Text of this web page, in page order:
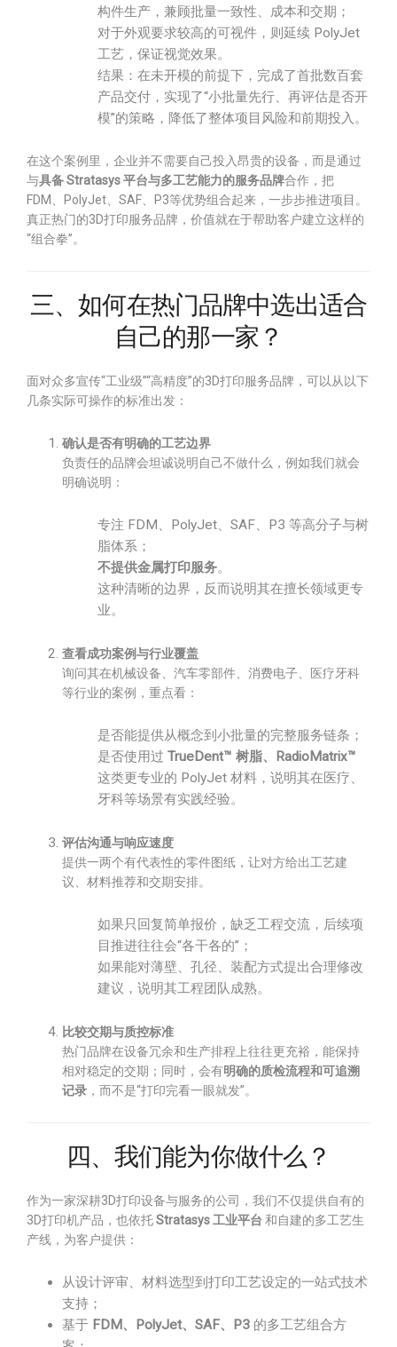
构件生产，兼顾批量一致性、成本和交期；
对于外观要求较高的可视件，则延续 PolyJet
工艺，保证视觉效果。
结果：在未开模的前提下，完成了首批数百套
产品交付，实现了“小批量先行、再评估是否开
模”的策略，降低了整体项目风险和前期投入。
在这个案例里，企业并不需要自己投入昂贵的设备，而是通过
与具备 Stratasys 平台与多工艺能力的服务品牌合作，把
FDM、PolyJet、SAF、P3等优势组合起来，一步步推进项目。
真正热门的3D打印服务品牌，价值就在于帮助客户建立这样的
“组合拳”。
三、如何在热门品牌中选出适合
自己的那一家？
面对众多宣传“工业级”“高精度”的3D打印服务品牌，可以从以下
几条实际可操作的标准出发：
确认是否有明确的工艺边界
负责任的品牌会坦诚说明自己不做什么，例如我们就会
明确说明：
专注 FDM、PolyJet、SAF、P3 等高分子与树
脂体系；
不提供金属打印服务。
这种清晰的边界，反而说明其在擅长领域更专
业。
查看成功案例与行业覆盖
询问其在机械设备、汽车零部件、消费电子、医疗牙科
等行业的案例，重点看：
是否能提供从概念到小批量的完整服务链条；
是否使用过 TrueDent™ 树脂、RadioMatrix™
这类更专业的 PolyJet 材料，说明其在医疗、
牙科等场景有实践经验。
评估沟通与响应速度
提供一两个有代表性的零件图纸，让对方给出工艺建
议、材料推荐和交期安排。
如果只回复简单报价，缺乏工程交流，后续项
目推进往往会“各干各的”；
如果能对薄壁、孔径、装配方式提出合理修改
建议，说明其工程团队成熟。
比较交期与质控标准
热门品牌在设备冗余和生产排程上往往更充裕，能保持
相对稳定的交期；同时，会有明确的质检流程和可追溯
记录 ，而不是“打印完看一眼就发”。
四、我们能为你做什么？
作为一家深耕3D打印设备与服务的公司，我们不仅提供自有的
3D打印机产品，也依托Stratasys 工业平台 和自建的多工艺生
产线，为客户提供：
从设计评审、材料选型到打印工艺设定的一站式技术
支持；
基于 FDM、PolyJet、SAF、P3 的多工艺组合方